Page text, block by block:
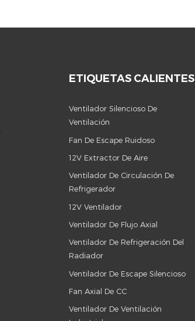
ETIQUETAS CALIENTES
Ventilador Silencioso De
Ventilación
Fan De Escape Ruidoso
12V Extractor De Aire
Ventilador De Circulación De
Refrigerador
12V Ventilador
Ventilador De Flujo Axial
Ventilador De Refrigeración Del
Radiador
Ventilador De Escape Silencioso
Fan Axial De CC
Ventilador De Ventilación